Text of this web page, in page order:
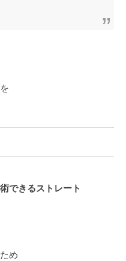
できるストレート
め